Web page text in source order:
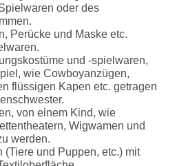
oder des
Perücke und Maske etc.
und -spielwaren,
wie Cowboyanzügen,
flüssigen Kapen etc. getragen
von einem Kind, wie
Wigwamen und
werden.
und Puppen, etc.) mit